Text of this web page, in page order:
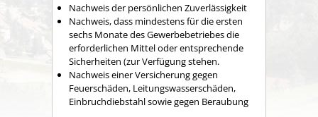
Nachweis der persönlichen Zuverlässigkeit
Nachweis, dass mindestens für die ersten
sechs Monate des Gewerbebetriebes die
erforderlichen Mittel oder entsprechende
Sicherheiten (zur Verfügung stehen.
Nachweis einer Versicherung gegen
Feuerschäden, Leitungswasserschäden,
Einbruchdiebstahl sowie gegen Beraubung